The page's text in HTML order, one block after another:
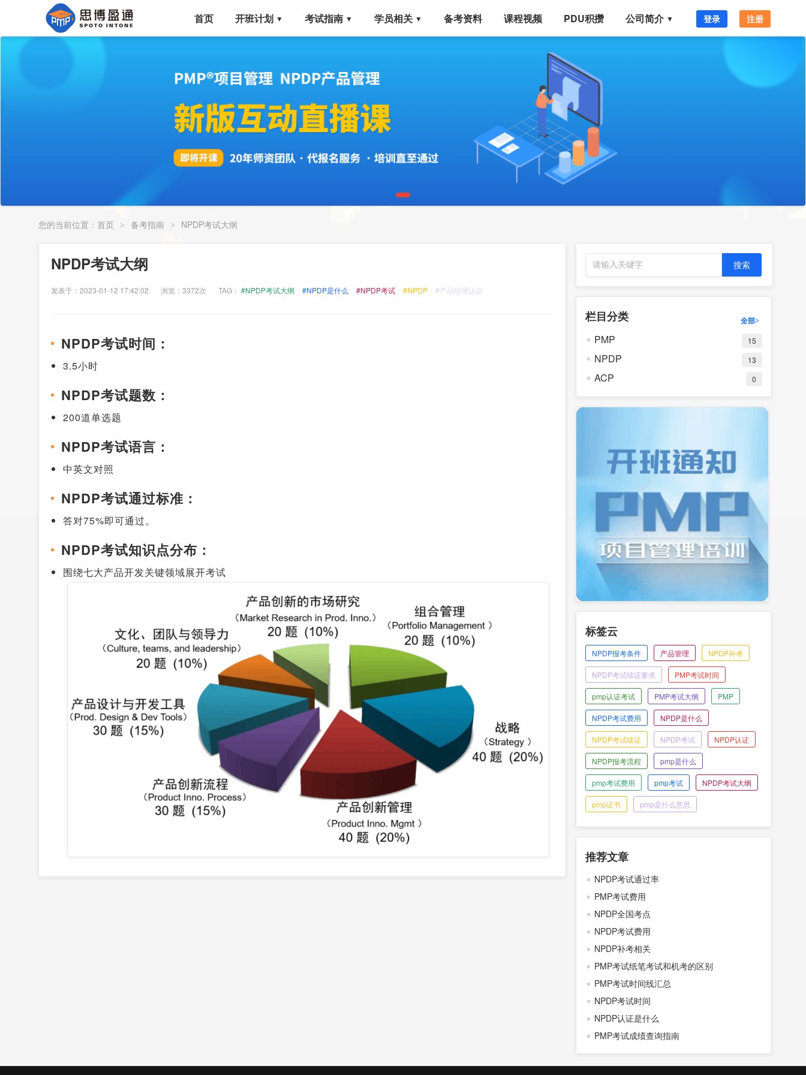
首页 开班计划 ▼ 考试指南 ▼ 学员相关 ▼ 备考资料 课程视频 PDU积攒 公司简介 ▼ 登录 注册
您的当前位置： 首页 > 备考指南 > NPDP考试大纲
NPDP考试大纲
发表于：2023-01-12 17:42:02 浏览：3372次 TAG： #NPDP考试大纲 #NPDP是什么 #NPDP考试 #NPDP #产品经理认证
NPDP考试时间：
3.5小时
NPDP考试题数：
200道单选题
NPDP考试语言：
中英文对照
NPDP考试通过标准：
答对75%即可通过。
NPDP考试知识点分布：
围绕七大产品开发关键领域展开考试
栏目分类 全部>
PMP 15
NPDP 13
ACP 0
标签云
NPDP报考条件 产品管理 NPDP补考
NPDP考试续证要求 PMP考试时间
pmp认证考试 PMP考试大纲 PMP
NPDP考试费用 NPDP是什么
NPDP考试续证 NPDP考试 NPDP认证
NPDP报考流程 pmp是什么
pmp考试费用 pmp考试 NPDP考试大纲
pmp证书 pmp是什么意思
推荐文章
NPDP考试通过率
PMP考试费用
NPDP全国考点
NPDP考试费用
NPDP补考相关
PMP考试纸笔考试和机考的区别
PMP考试时间线汇总
NPDP考试时间
NPDP认证是什么
PMP考试成绩查询指南